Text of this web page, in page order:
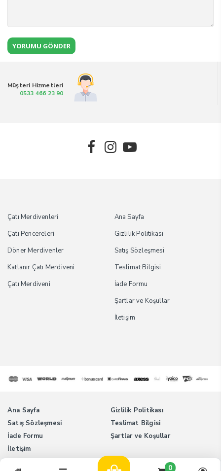
0
Müşteri Hizmetleri
0533 466 23 90
Çatı Merdivenleri
Çatı Pencereleri
Döner Merdivenler
Katlanır Çatı Merdiveni
Çatı Merdiveni
Ana Sayfa
Gizlilik Politikası
Satış Sözleşmesi
Teslimat Bilgisi
İade Formu
Şartlar ve Koşullar
İletişim
Ana Sayfa
Gizlilik Politikası
Satış Sözleşmesi
Teslimat Bilgisi
İade Formu
Şartlar ve Koşullar
İletişim